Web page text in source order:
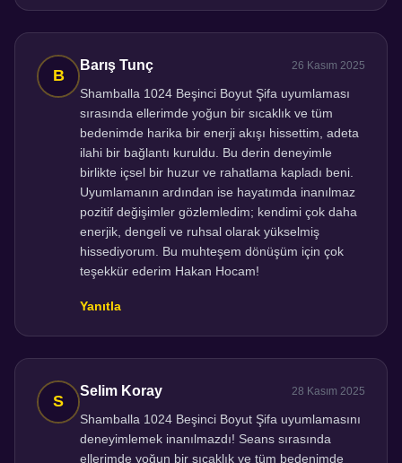
Barış Tunç 26 Kasım 2025
Shamballa 1024 Beşinci Boyut Şifa uyumlaması
sırasında ellerimde yoğun bir sıcaklık ve tüm
bedenimde harika bir enerji akışı hissettim, adeta
ilahi bir bağlantı kuruldu. Bu derin deneyimle
birlikte içsel bir huzur ve rahatlama kapladı beni.
Uyumlamanın ardından ise hayatımda inanılmaz
pozitif değişimler gözlemledim; kendimi çok daha
enerjik, dengeli ve ruhsal olarak yükselmiş
hissediyorum. Bu muhteşem dönüşüm için çok
teşekkür ederim Hakan Hocam!
Yanıtla
Selim Koray 28 Kasım 2025
Shamballa 1024 Beşinci Boyut Şifa uyumlamasını
deneyimlemek inanılmazdı! Seans sırasında
ellerimde yoğun bir sıcaklık ve tüm bedenimde